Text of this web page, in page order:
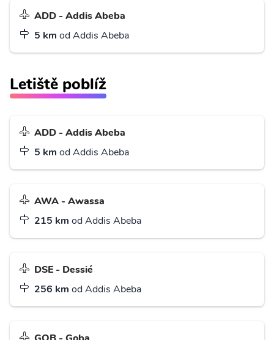
ADD - Addis Abeba
5 km od Addis Abeba
Letiště poblíž
ADD - Addis Abeba
5 km od Addis Abeba
AWA - Awassa
215 km od Addis Abeba
DSE - Dessié
256 km od Addis Abeba